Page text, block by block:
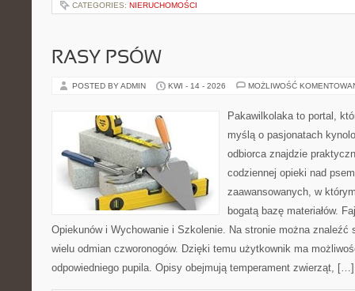
CATEGORIES: NIERUCHOMOŚCI
RASY PSÓW
POSTED BY ADMIN KWI - 14 - 2026 MOŻLIWOŚĆ
Pakawilkolaka to portal,
myślą o pasjonatach
odbiorca znajdzie
codziennej opieki nad
zaawansowanych, w
bogatą bazę materiałów.
Opiekunów i Wychowanie i Szkolenie. Na stronie można znaleźć
wielu odmian czworonogów. Dzięki temu użytkownik ma
odpowiedniego pupila. Opisy obejmują temperament zwierząt, […]